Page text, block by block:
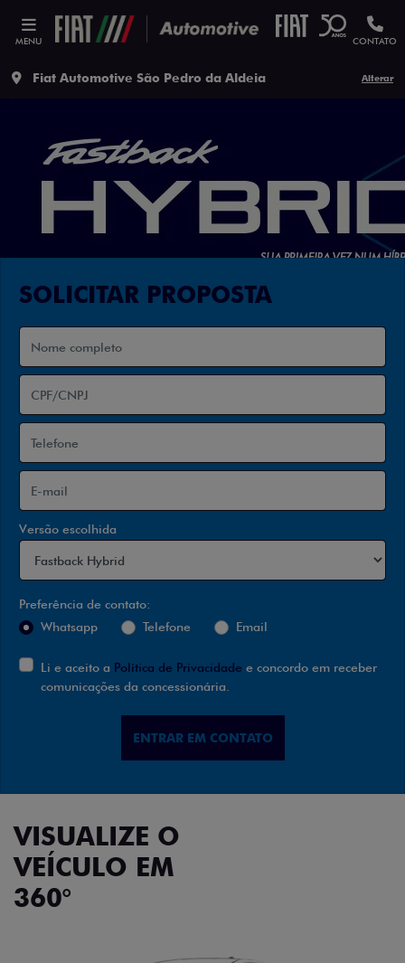
MENU CONTATO
Fiat Automotive São Pedro da Aldeia Alterar
SOLICITAR PROPOSTA
Versão escolhida
Preferência de contato:
Whatsapp
Telefone Email
Li e aceito a Política de Privacidade e concordo em receber
comunicações da concessionária.
ENTRAR EM CONTATO
VISUALIZE O
VEÍCULO EM
360°